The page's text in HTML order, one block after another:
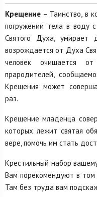
Крещение – Таинство, в
погружении тела в воду
Святого Духа, умирает
возрождается от Духа
человек очищается
прародителей,
Крещения может
раз.
Крещение младенца
которых лежит святая
вере, помочь им стать
Крестильный набор
Вам порекомендуют в том
Там без труда вам